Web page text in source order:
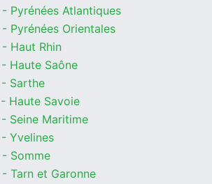
Pyrénées Atlantiques
Pyrénées Orientales
Haut Rhin
Haute Saône
Sarthe
Haute Savoie
Seine Maritime
Yvelines
Somme
Tarn et Garonne